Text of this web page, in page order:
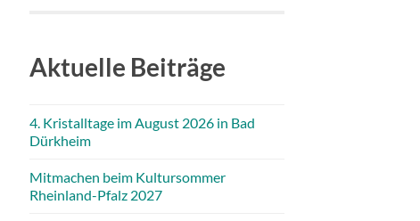
Aktuelle Beiträge
4. Kristalltage im August 2026 in Bad
Dürkheim
Mitmachen beim Kultursommer
Rheinland-Pfalz 2027